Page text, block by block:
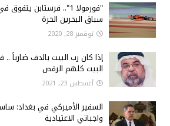
"فورمولا 1".. فرستابن
سباق البحرين الحرة
نوفمبر 28, 2020
إذا كان رب البيت بالدف ضارباً
البيت كلهم الرقص
أغسطس 23, 2021
السفير الأميركي في بغداد:
واجباتي الاعتيادية